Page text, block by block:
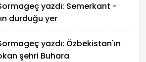
yazdı: Semerkant -
durduğu yer
yazdı: Özbekistan'ın
şehri Buhara